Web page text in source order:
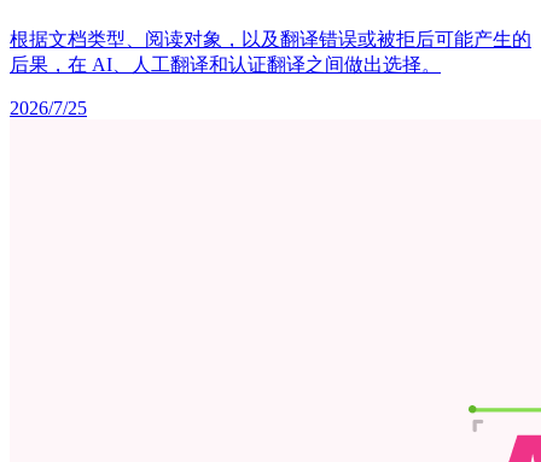
根据文档类型、阅读对象，以及翻译错误或被拒后可能产生的
后果，在 AI、人工翻译和认证翻译之间做出选择。
2026/7/25